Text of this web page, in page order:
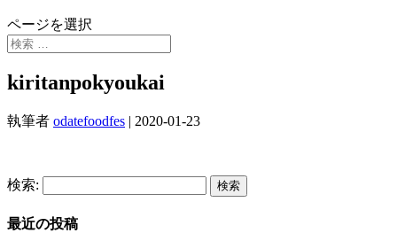
ページを選択
kiritanpokyoukai
執筆者 odatefoodfes | 2020-01-23
検索:
最近の投稿